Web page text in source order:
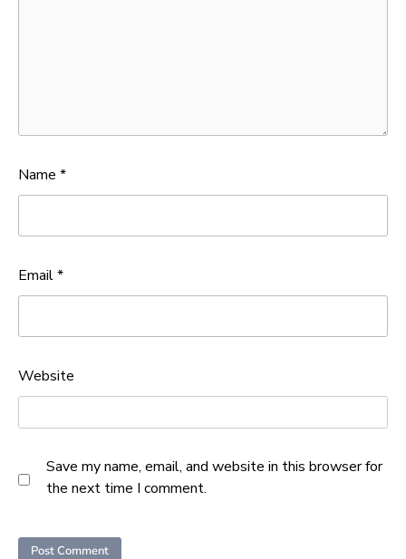
Name *
Email*
Website
Save my name, email, and website in this browser for
the next time I comment.